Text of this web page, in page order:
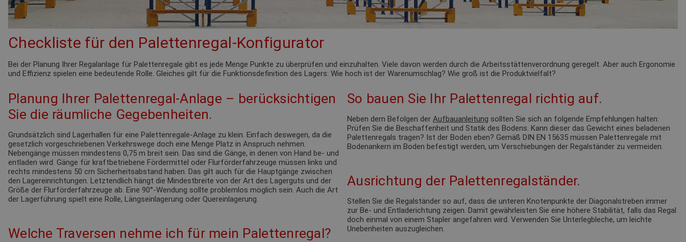
Checkliste für den Palettenregal-Konfigurator
Bei der Planung Ihrer Regalanlage für Palettenregale gibt es jede Menge Punkte zu überprüfen und einzuhalten. Viele davon werden durch die Arbeitsstättenverordnung geregelt. Aber auch Ergonomie
und Effizienz spielen eine bedeutende Rolle. Gleiches gilt für die Funktionsdefinition des Lagers: Wie hoch ist der Warenumschlag? Wie groß ist die Produktvielfalt?
Planung Ihrer Palettenregal-Anlage – berücksichtigen
Sie die räumliche Gegebenheiten.
Grundsätzlich sind Lagerhallen für eine Palettenregale-Anlage zu klein. Einfach deswegen, da die
gesetzlich vorgeschriebenen Verkehrswege doch eine Menge Platz in Anspruch nehmen.
Nebengänge müssen mindestens 0,75 m breit sein. Das sind die Gänge, in denen von Hand be- und
entladen wird. Gänge für kraftbetriebene Fördermittel oder Flurförderfahrzeuge müssen links und
rechts mindestens 50 cm Sicherheitsabstand haben. Das gilt auch für die Hauptgänge zwischen
den Lagereinrichtungen. Letztendlich hängt die Mindestbreite von der Art des Lagerguts und der
Größe der Flurförderfahrzeuge ab. Eine 90°-Wendung sollte problemlos möglich sein. Auch die Art
der Lagerführung spielt eine Rolle, Längseinlagerung oder Quereinlagerung.
Welche Traversen nehme ich für mein Palettenregal?
So bauen Sie Ihr Palettenregal richtig auf.
Neben dem Befolgen der Aufbauanleitung sollten Sie sich an folgende Empfehlungen halten:
Prüfen Sie die Beschaffenheit und Statik des Bodens. Kann dieser das Gewicht eines beladenen
Palettenregals tragen? Ist der Boden eben? Gemäß DIN EN 15635 müssen Palettenregale mit
Bodenankern im Boden befestigt werden, um Verschiebungen der Regalständer zu vermeiden.
Ausrichtung der Palettenregalständer.
Stellen Sie die Regalständer so auf, dass die unteren Knotenpunkte der Diagonalstreben immer
zur Be- und Entladerichtung zeigen. Damit gewährleisten Sie eine höhere Stabilität, falls das Regal
doch einmal von einem Stapler angefahren wird. Verwenden Sie Unterlegbleche, um leichte
Unebenheiten auszugleichen.